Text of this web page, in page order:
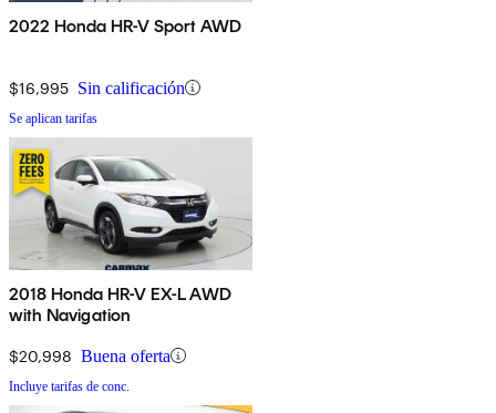
2022 Honda HR-V Sport AWD
$16,995 Sin calificación
Se aplican tarifas
2018 Honda HR-V EX-L AWD
with Navigation
$20,998 Buena oferta
Incluye tarifas de conc.